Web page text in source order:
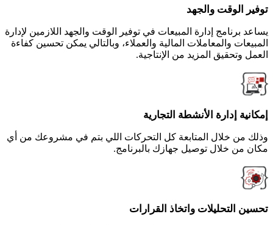
توفير الوقت والجهد
يساعد برنامج إدارة المبيعات في توفير الوقت والجهد اللازمين لإدارة
المبيعات والمعاملات المالية والعملاء، وبالتالي يمكن تحسين كفاءة
العمل وتحقيق المزيد من الإنتاجية.
إمكانية إدارة الأنشطة التجارية
وذلك من خلال المتابعة كل التحركات اللي بتم في مشروعك من أي
مكان من خلال توصيل جهازك بالبرنامج.
تحسين التحليلات واتخاذ القرارات